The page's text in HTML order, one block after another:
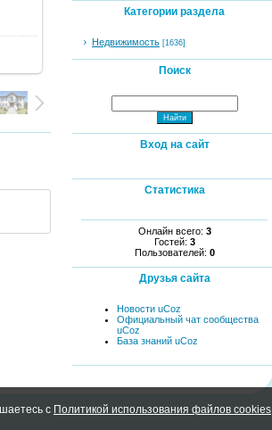
Категории раздела
Недвижимость [1636]
Поиск
Вход на сайт
Статистика
Онлайн всего: 3
Гостей: 3
Пользователей: 0
Друзья сайта
Новости uCoz
Официальный чат сообщества
uCoz
База знаний uCoz
с Политикой использования файлов cookies